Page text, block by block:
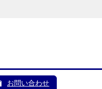
お問い合わせ